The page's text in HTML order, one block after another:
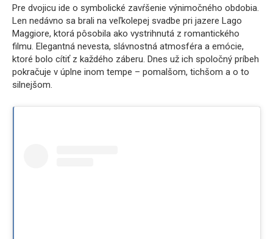
Pre dvojicu ide o symbolické zavŕšenie výnimočného obdobia.
Len nedávno sa brali na veľkolepej svadbe pri jazere Lago
Maggiore, ktorá pôsobila ako vystrihnutá z romantického
filmu. Elegantná nevesta, slávnostná atmosféra a emócie,
ktoré bolo cítiť z každého záberu. Dnes už ich spoločný príbeh
pokračuje v úplne inom tempe – pomalšom, tichšom a o to
silnejšom.